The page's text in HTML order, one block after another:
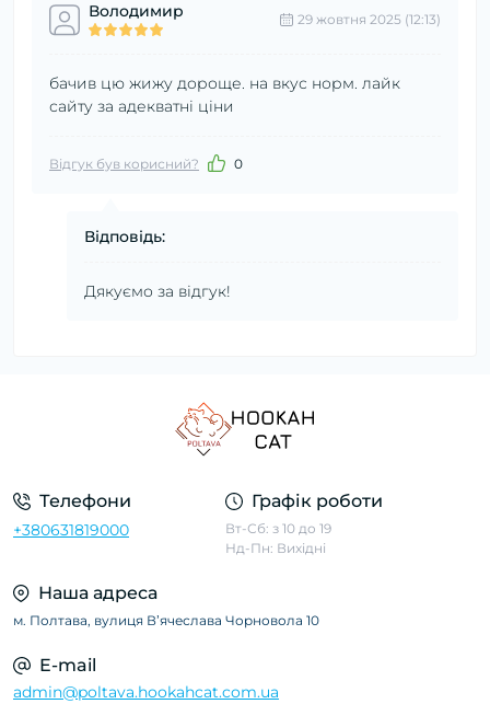
Володимир 29 жовтня 2025 (12:13)
бачив цю жижу дороще. на вкус норм. лайк
сайту за адекватні ціни
Відгук був корисний? 0
Відповідь:
Дякуємо за відгук!
Телефони
+380631819000
Графік роботи
Вт-Сб: з 10 до 19
Нд-Пн: Вихідні
Наша адреса
м. Полтава, вулиця Вʼячеслава Чорновола 10
E-mail
admin@poltava.hookahcat.com.ua